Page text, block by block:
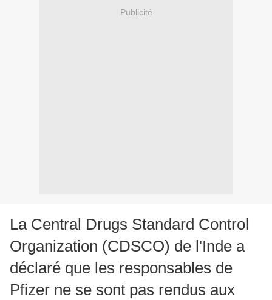
Publicité
La Central Drugs Standard Control
Organization (CDSCO) de l'Inde a
déclaré que les responsables de
Pfizer ne se sont pas rendus aux